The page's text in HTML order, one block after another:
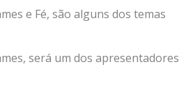
e Fé, são alguns dos temas
será um dos apresentadores